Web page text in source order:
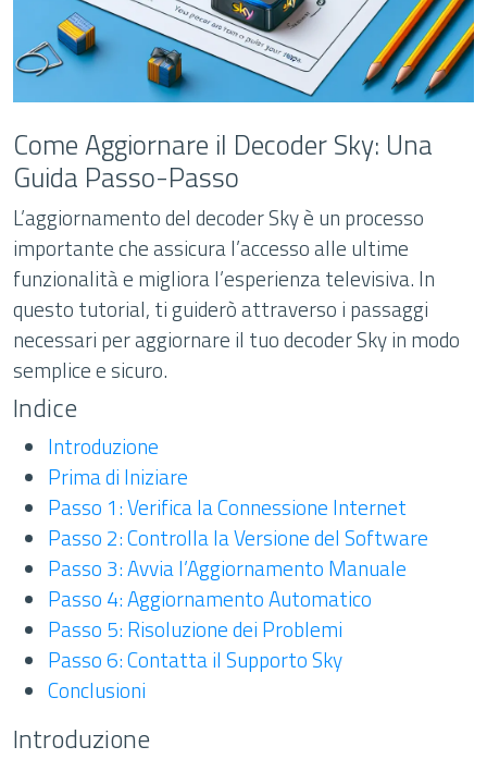
Come Aggiornare il Decoder Sky: Una
Guida Passo-Passo
L’aggiornamento del decoder Sky è un processo
importante che assicura l’accesso alle ultime
funzionalità e migliora l’esperienza televisiva. In
questo tutorial, ti guiderò attraverso i passaggi
necessari per aggiornare il tuo decoder Sky in modo
semplice e sicuro.
Indice
Introduzione
Prima di Iniziare
Passo 1: Verifica la Connessione Internet
Passo 2: Controlla la Versione del Software
Passo 3: Avvia l’Aggiornamento Manuale
Passo 4: Aggiornamento Automatico
Passo 5: Risoluzione dei Problemi
Passo 6: Contatta il Supporto Sky
Conclusioni
Introduzione